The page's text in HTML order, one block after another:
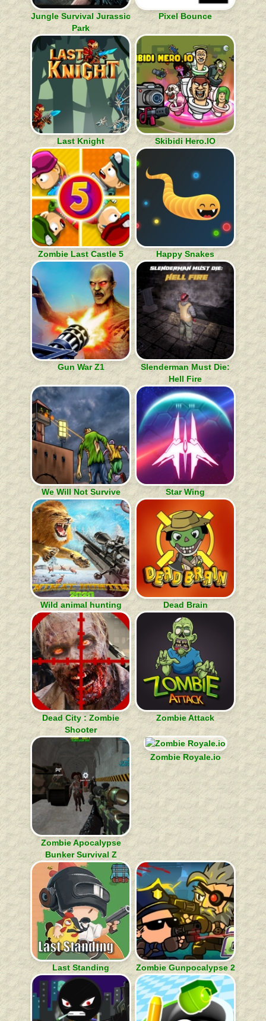
Jungle Survival Jurassic
Park
Pixel Bounce
Last Knight Skibidi Hero.IO
Zombie Last Castle 5 Happy Snakes
Gun War Z1
Slenderman Must Die:
Hell Fire
We Will Not Survive Star Wing
Wild animal hunting Dead Brain
Dead City : Zombie
Shooter
Zombie Attack
Zombie Apocalypse
Bunker Survival Z
Zombie Royale.io
Last Standing Zombie Gunpocalypse 2